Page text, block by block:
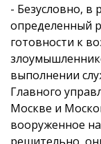
- Безусловно, в
определенный
готовности к
выполнении
Главного
Москве и
вооруженное
решительно,